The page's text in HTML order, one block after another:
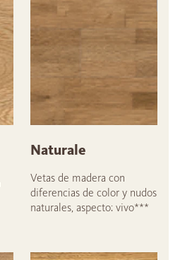
Naturale
Vetas de madera con
diferencias de color y nudos
naturales, aspecto: vivo***